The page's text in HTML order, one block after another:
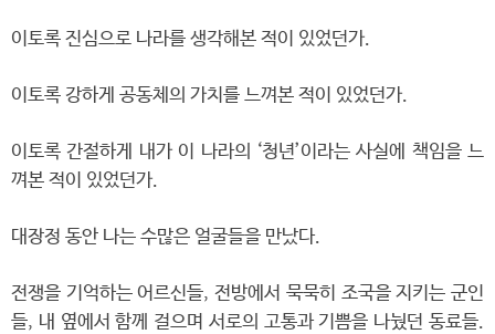
이토록 진심으로 나라를 생각해본 적이 있었던가.
이토록 강하게 공동체의 가치를 느껴본 적이 있었던가.
이토록 간절하게 내가 이 나라의 ‘청년’이라는 사실에 책임을 느
껴본 적이 있었던가.
대장정 동안 나는 수많은 얼굴들을 만났다.
전쟁을 기억하는 어르신들, 전방에서 묵묵히 조국을 지키는 군인
들, 내 옆에서 함께 걸으며 서로의 고통과 기쁨을 나눴던 동료들.